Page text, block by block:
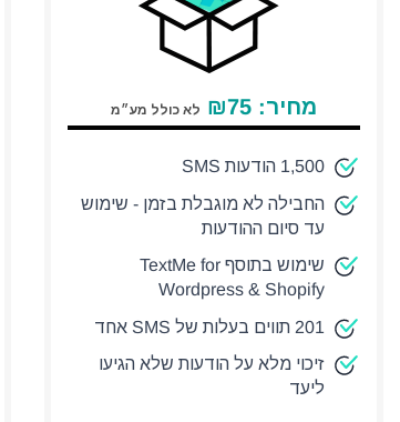
מחיר: ₪75 לא כולל מע״מ
1,500 הודעות SMS
החבילה לא מוגבלת בזמן - שימוש
עד סיום ההודעות
שימוש בתוסף TextMe for
Wordpress & Shopify
201 תווים בעלות של SMS אחד
זיכוי מלא על הודעות שלא הגיעו
ליעד